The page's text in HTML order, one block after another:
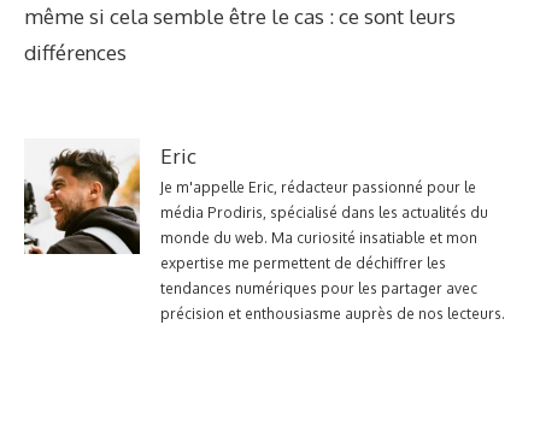
même si cela semble être le cas : ce sont leurs
différences
Eric
Je m'appelle Eric, rédacteur passionné pour le
média Prodiris, spécialisé dans les actualités du
monde du web. Ma curiosité insatiable et mon
expertise me permettent de déchiffrer les
tendances numériques pour les partager avec
précision et enthousiasme auprès de nos lecteurs.